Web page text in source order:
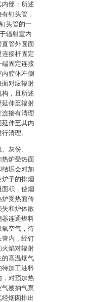
部；所述
钉头管，
头管的一
辐射室内
直管外圆面
接杆固定
端固定连接
腔体左侧
面对应辐射
，且所述
延伸至辐射
接有清理
伸至其内
清理。
灰份、
热炉受热面
垢会对加
子的排烟
积，使烟
炉受热面传
失和炉体散
器连通燃料
氧空气，待
管内，经钉
火焰对辐射
的高温烟气
待加工油料
，对预加热
被抽气泵
烟囱排出